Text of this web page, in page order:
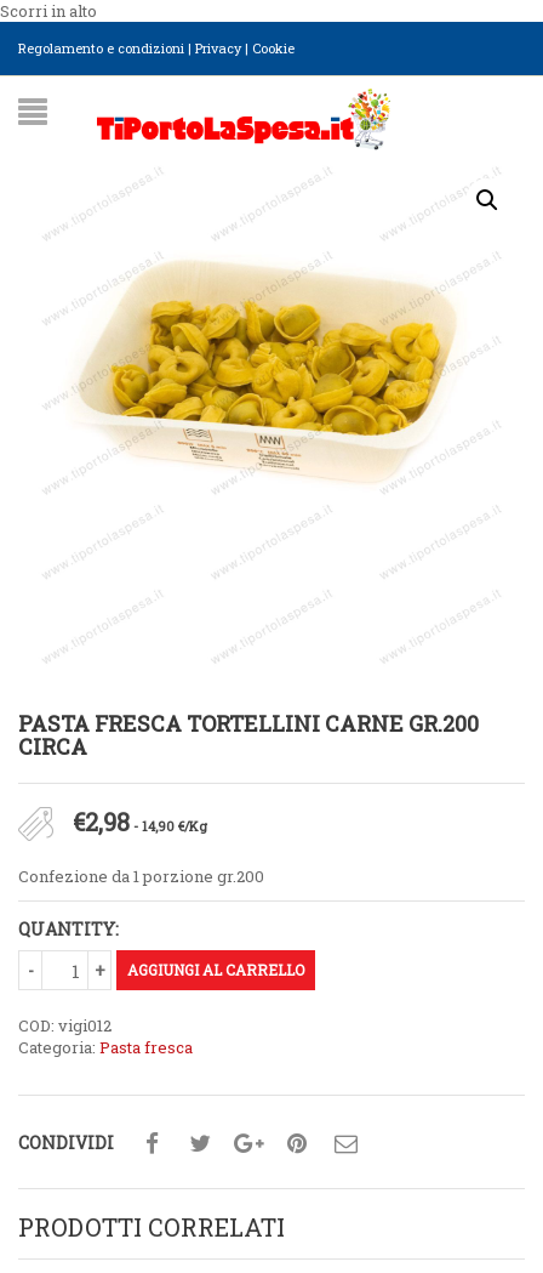
Scorri in alto
Regolamento e condizioni | Privacy| Cookie
PASTA FRESCA TORTELLINI CARNE GR.200
CIRCA
€2,98 - 14,90 €/Kg
Confezione da 1 porzione gr.200
QUANTITY:
AGGIUNGI AL CARRELLO
COD: vigi012
Categoria: Pasta fresca
CONDIVIDI
PRODOTTI CORRELATI